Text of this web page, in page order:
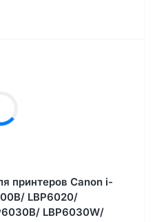
принтеров Canon i-
LBP6020/
LBP6030W/